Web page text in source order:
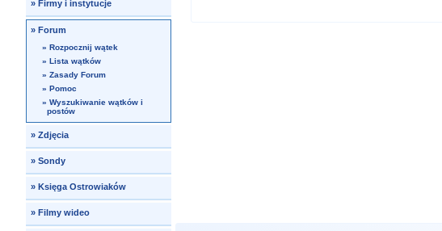
» Firmy i instytucje
»Forum
» Rozpocznij wątek
» Lista wątków
» Zasady Forum
» Pomoc
» Wyszukiwanie wątków i
postów
» Zdjęcia
» Sondy
» Księga Ostrowiaków
» Filmy wideo